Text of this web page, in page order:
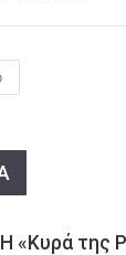
Η «Κυρά της